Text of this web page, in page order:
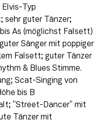
Elvis-Typ
sehr guter Tänzer;
As (möglichst Falsett)
Sänger mit poppiger
Falsett; guter Tänzer
& Blues Stimme.
Scat-Singing von
bis B
”Street-Dancer” mit
Tänzer mit